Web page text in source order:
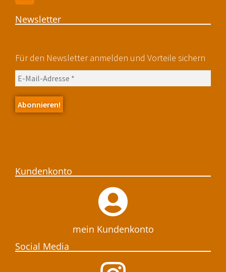
Newsletter
Für den Newsletter anmelden und Vorteile sichern
Kundenkonto
mein Kundenkonto
Social Media